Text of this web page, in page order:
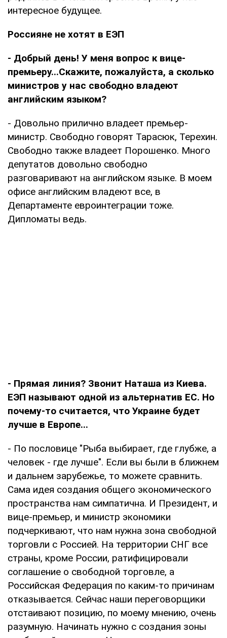
интересное будущее.
Россияне не хотят в ЕЭП
- Добрый день! У меня вопрос к вице-
премьеру...Скажите, пожалуйста, а сколько
министров у нас свободно владеют
английским языком?
- Довольно прилично владеет премьер-
министр. Свободно говорят Тарасюк, Терехин.
Cвободно также владеет Порошенко. Много
депутатов довольно свободно
разговаривают на английском языке. В моем
офисе английским владеют все, в
Департаменте евроинтеграции тоже.
Дипломаты ведь.
- Прямая линия? Звонит Наташа из Киева.
ЕЭП называют одной из альтернатив ЕС. Но
почему-то считается, что Украине будет
лучше в Европе...
- По пословице "Рыба выбирает, где глубже, а
человек - где лучше". Если вы были в ближнем
и дальнем зарубежье, то можете сравнить.
Сама идея создания общего экономического
пространства нам симпатична. И Президент, и
вице-премьер, и министр экономики
подчеркивают, что нам нужна зона свободной
торговли с Россией. На территории СНГ все
страны, кроме России, ратифицировали
соглашение о свободной торговле, а
Российская Федерация по каким-то причинам
отказывается. Сейчас наши переговорщики
отстаивают позицию, по моему мнению, очень
разумную. Начинать нужно с создания зоны